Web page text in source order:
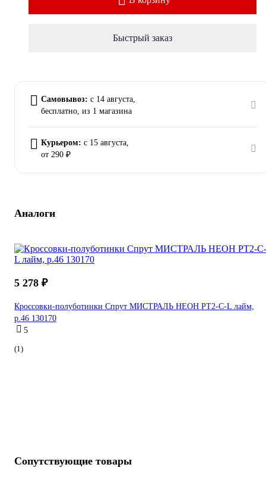
Быстрый заказ
Самовывоз: c 14 августа,
бесплатно, из 1 магазина
Курьером: c 15 августа,
от 290 ₽
Аналоги
5 278 ₽
Кроссовки-полуботинки Спрут МИСТРАЛЬ НЕОН PT2-C-L лайм,
р.46 130170
5
(1)
Сопутствующие товары